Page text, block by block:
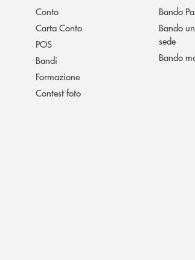
Conto
Carta Conto
POS
Bandi
Formazione
Contest foto
Bando
Bando
sede
Bando